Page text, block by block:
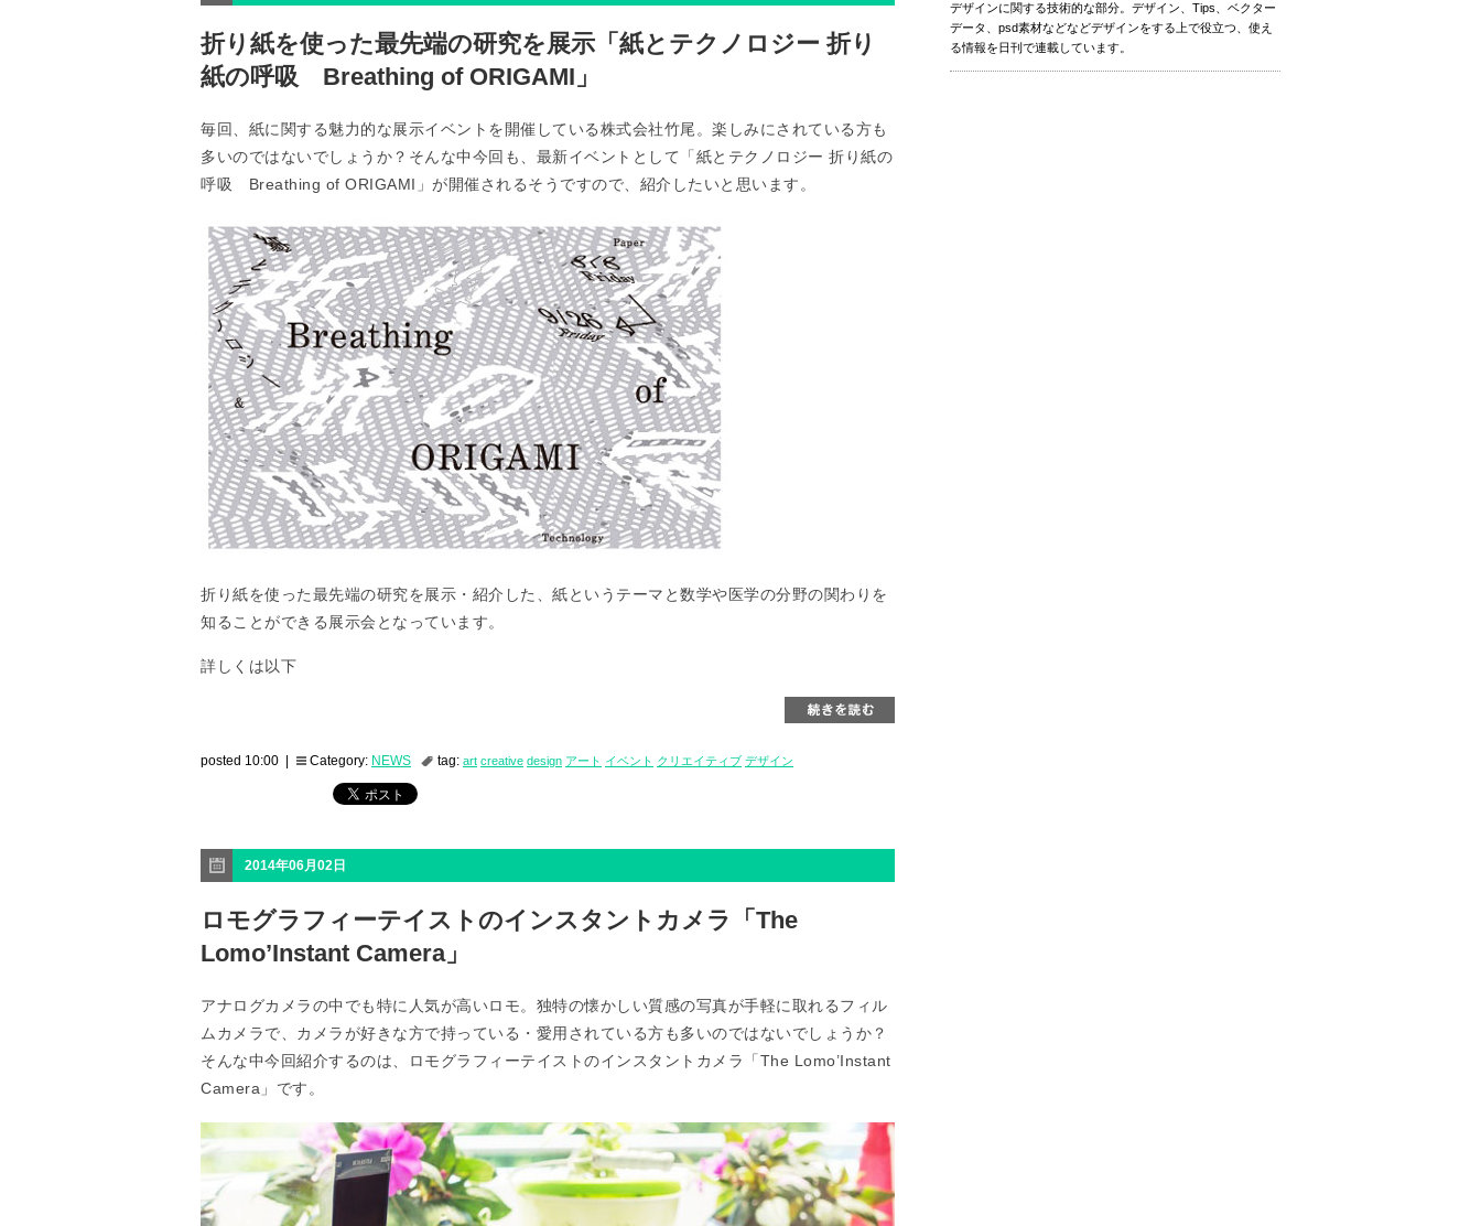
折り紙を使った最先端の研究を展示「紙とテクノロジー 折り
紙の呼吸 Breathing of ORIGAMI」
毎回、紙に関する魅力的な展示イベントを開催している株式会社竹尾。楽しみにされている方も
多いのではないでしょうか？そんな中今回も、最新イベントとして「紙とテクノロジー 折り紙の
呼吸 Breathing of ORIGAMI」が開催されるそうですので、紹介したいと思います。
折り紙を使った最先端の研究を展示・紹介した、紙というテーマと数学や医学の分野の関わりを
知ることができる展示会となっています。
詳しくは以下
posted 10:00 | Category: NEWS tag: art creative design アート イベント クリエイティブ デザイン
2014年06月02日
ロモグラフィーテイストのインスタントカメラ「The
Lomo’Instant Camera」
アナログカメラの中でも特に人気が高いロモ。独特の懐かしい質感の写真が手軽に取れるフィル
ムカメラで、カメラが好きな方で持っている・愛用されている方も多いのではないでしょうか？
そんな中今回紹介するのは、ロモグラフィーテイストのインスタントカメラ「The Lomo’Instant
Camera」です。
デザインに関する技術的な部分。デザイン、Tips、ベクター
データ、psd素材などなどデザインをする上で役立つ、使え
る情報を日刊で連載しています。